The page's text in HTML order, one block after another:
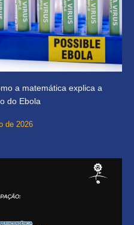
a matemática explica a
do Ebola
de 2026